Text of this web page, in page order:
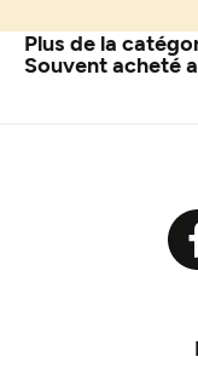
Plus de la
Souvent acheté